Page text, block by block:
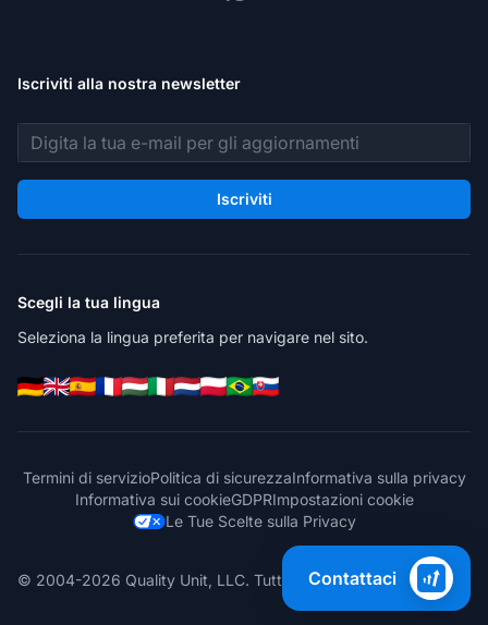
Iscriviti alla nostra newsletter
Indirizzo email
Iscriviti
Scegli la tua lingua
Seleziona la lingua preferita per navigare nel sito.
Termini di servizioPolitica di sicurezzaInformativa sulla privacy
Informativa sui cookieGDPRImpostazioni cookie
Le Tue Scelte sulla Privacy
© 2004-2026 Quality Unit, LLC. Tutti i diritti riservati.
Contattaci